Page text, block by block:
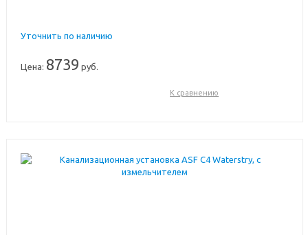
Уточнить по наличию
Цена: 8739 руб.
К сравнению